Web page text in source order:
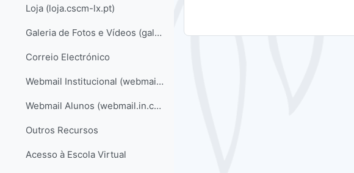
Loja (loja.cscm-lx.pt)
Galeria de Fotos e Vídeos (galeria.cscm-lx.pt)
Correio Electrónico
Webmail Institucional (webmail.cscm-lx.pt)
Webmail Alunos (webmail.in.cscm-lx.pt)
Outros Recursos
Acesso à Escola Virtual